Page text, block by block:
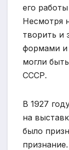
его
Несмотря
творить и
формами и
могли
СССР.
В 1927
на
было